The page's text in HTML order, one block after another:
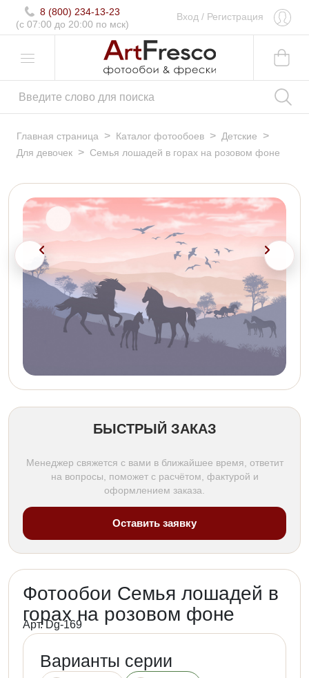
8 (800) 234-13-23
(c 07:00 до 20:00 по мск)
Вход / Регистрация
Главная страница > Каталог фотообоев > Детские >
Для девочек > Семья лошадей в горах на розовом фоне
БЫСТРЫЙ ЗАКАЗ
Менеджер свяжется с вами в ближайшее время, ответит
на вопросы, поможет с расчётом, фактурой и
оформлением заказа.
Оставить заявку
Фотообои Семья лошадей в
горах на розовом фоне
Арт. Dg-169
Варианты серии